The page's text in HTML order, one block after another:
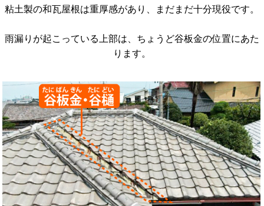
粘土製の和瓦屋根は重厚感があり、まだまだ十分現役です。
雨漏りが起こっている上部は、ちょうど谷板金の位置にあた
ります。